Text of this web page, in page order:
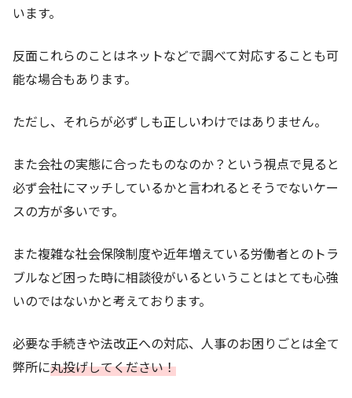
います。
反面これらのことはネットなどで調べて対応することも可
能な場合もあります。
ただし、それらが必ずしも正しいわけではありません。
また会社の実態に合ったものなのか？という視点で見ると
必ず会社にマッチしているかと言われるとそうでないケー
スの方が多いです。
また複雑な社会保険制度や近年増えている労働者とのトラ
ブルなど困った時に相談役がいるということはとても心強
いのではないかと考えております。
必要な手続きや法改正への対応、人事のお困りごとは全て
弊所に丸投げしてください！